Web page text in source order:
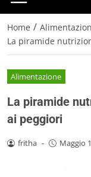
Home /
La piramide
Alimentazione
La piramide
ai peggiori
fritha - Maggio